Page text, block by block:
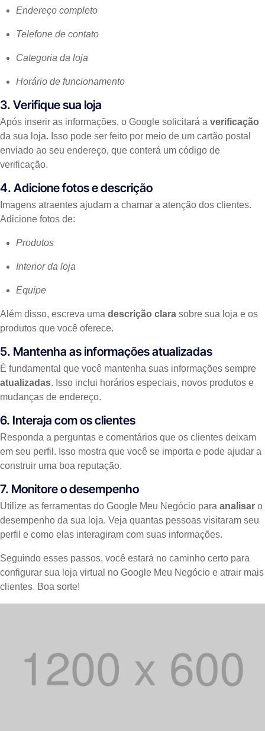
Endereço completo
Telefone de contato
Categoria da loja
Horário de funcionamento
3. Verifique sua loja
Após inserir as informações, o Google solicitará a verificação
da sua loja. Isso pode ser feito por meio de um cartão postal
enviado ao seu endereço, que conterá um código de
verificação.
4. Adicione fotos e descrição
Imagens atraentes ajudam a chamar a atenção dos clientes.
Adicione fotos de:
Produtos
Interior da loja
Equipe
Além disso, escreva uma descrição clara sobre sua loja e os
produtos que você oferece.
5. Mantenha as informações atualizadas
É fundamental que você mantenha suas informações sempre
atualizadas. Isso inclui horários especiais, novos produtos e
mudanças de endereço.
6. Interaja com os clientes
Responda a perguntas e comentários que os clientes deixam
em seu perfil. Isso mostra que você se importa e pode ajudar a
construir uma boa reputação.
7. Monitore o desempenho
Utilize as ferramentas do Google Meu Negócio para analisar o
desempenho da sua loja. Veja quantas pessoas visitaram seu
perfil e como elas interagiram com suas informações.
Seguindo esses passos, você estará no caminho certo para
configurar sua loja virtual no Google Meu Negócio e atrair mais
clientes. Boa sorte!